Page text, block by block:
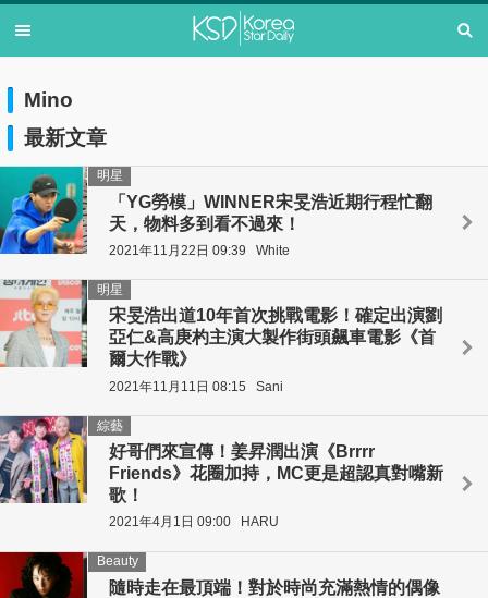
Mino
最新文章
「YG勞模」WINNER宋旻浩近期行程忙翻
天，物料多到看不過來！
明星
2021年11月22日 09:39 White
宋旻浩出道10年首次挑戰電影！確定出演劉
亞仁&高庚杓主演大製作街頭飆車電影《首
爾大作戰》
明星
2021年11月11日 08:15 Sani
好哥們來宣傳！姜昇潤出演《Brrrr
Friends》花圈加持，MC更是超認真對嘴新
歌！
綜藝
2021年4月1日 09:00 HARU
隨時走在最頂端！對於時尚充滿熱情的偶像
Beauty